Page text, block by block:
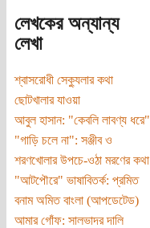
লেখকের অন্যান্য
লেখা
শ্বাসরোধী সেক্যুলার কথা
ছোটখালার যাওয়া
আবুল হাসান: "কেবলি লাবণ্য ধরে"
"গাড়ি চলে না": সঞ্জীব ও
শরণখোলার উপচে-ওঠা মরণের কথা
"আটপৌরে" ভাষাবিতর্ক: প্রমিত
বনাম অমিত বাংলা (আপডেটেড)
আমার গোঁফ: সালভাদর দালি